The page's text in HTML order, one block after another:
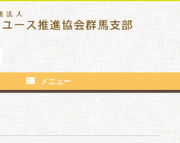
メニュー